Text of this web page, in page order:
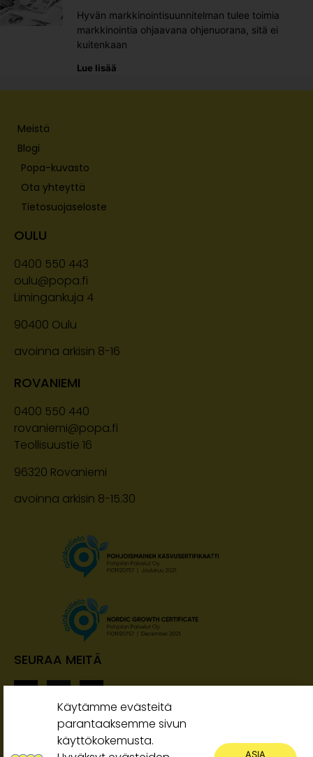
Hyvän markkinointisuunnitelman tulee toimia
markkinointia ohjaavana ohjenuorana, sitä ei
kuitenkaan
Lue lisää
Meistä
Blogi
Popa-kuvasto
Ota yhteyttä
Tietosuojaseloste
OULU
0400 550 443
oulu@popa.fi
Limingankuja 4
90400 Oulu
avoinna arkisin 8-16
ROVANIEMI
0400 550 440
rovaniemi@popa.fi
Teollisuustie 16
96320 Rovaniemi
avoinna arkisin 8-15.30
SEURAA MEITÄ
Käytämme evästeitä
parantaaksemme sivun
käyttökokemusta.
ASIA